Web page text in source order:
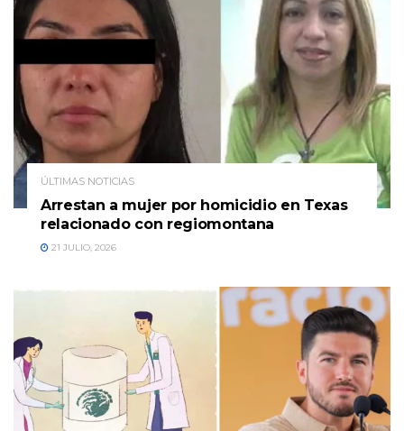
ÚLTIMAS NOTICIAS
Arrestan a mujer por homicidio en Texas
relacionado con regiomontana
21 JULIO, 2026